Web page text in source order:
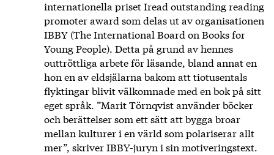
internationella priset Iread outstanding reading
promoter award som delas ut av organisationen
IBBY (The International Board on Books for
Young People). Detta på grund av hennes
outtröttliga arbete för läsande, bland annat en
hon en av eldsjälarna bakom att tiotusentals
flyktingar blivit välkomnade med en bok på sitt
eget språk. ”Marit Törnqvist använder böcker
och berättelser som ett sätt att bygga broar
mellan kulturer i en värld som polariserar allt
mer”, skriver IBBY-juryn i sin motiveringstext.